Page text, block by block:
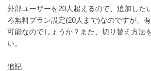
外部ユーザーを20人超えるので、追加した
ろ無料プラン設定(20人まで)なのですが、
可能なのでしょうか？また、切り替え方法
い。
追記